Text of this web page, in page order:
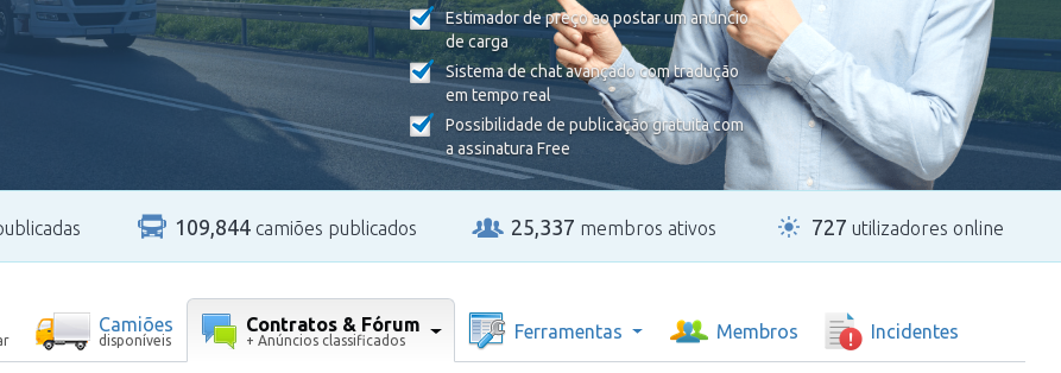
Estimador de preço ao postar um anúncio
de carga
Sistema de chat avançado com tradução
em tempo real
Possibilidade de publicação gratuita com
a assinatura Free
109,844camiões publicados 25,337 membros ativos 727 utilizadores online
Camiões
disponíveis
Contratos & Fórum
+ Anúncios classificados Ferramentas Membros Incidentes